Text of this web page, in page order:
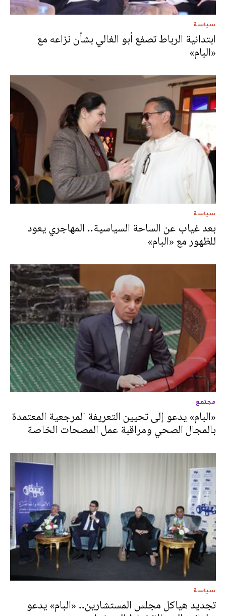
سياسة
ابتدائية الرباط تصفع أبو الغالي بشأن نزاعه مع
«البام»
سياسة
بعد غياب عن الساحة السياسية.. المهاجري يعود
للظهور مع «البام»
مجتمع
«البام» يدعو إلى تحيين التعريفة المرجعية المعتمدة
بالمجال الصحي ومراقبة عمل المصحات الخاصة
سياسة
تجديد هياكل مجلس المستشارين.. «البام» يدعو